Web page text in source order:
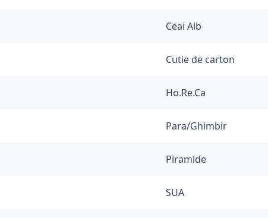
Ceai Alb
Cutie de carton
Ho.Re.Ca
Para/Ghimbir
Piramide
SUA